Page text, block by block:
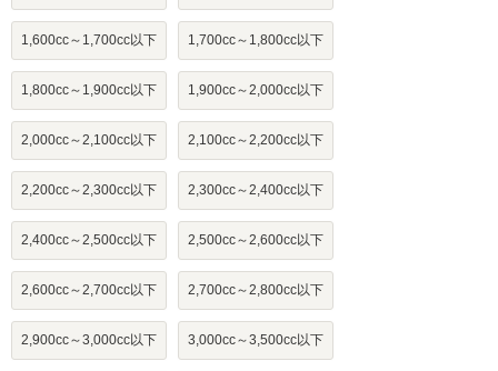
1,600cc～1,700cc以下 1,700cc～1,800cc以下
1,800cc～1,900cc以下 1,900cc～2,000cc以下
2,000cc～2,100cc以下 2,100cc～2,200cc以下
2,200cc～2,300cc以下 2,300cc～2,400cc以下
2,400cc～2,500cc以下 2,500cc～2,600cc以下
2,600cc～2,700cc以下 2,700cc～2,800cc以下
2,900cc～3,000cc以下 3,000cc～3,500cc以下